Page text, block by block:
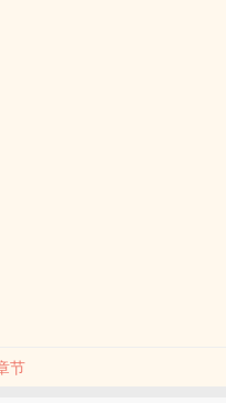
被警察带走。n离婚失败后，
统相伴。
女友留下的？大姐夫这是要
！！n当晚，大姑子赶走白眼
爱的心，那发现真相后，还
节